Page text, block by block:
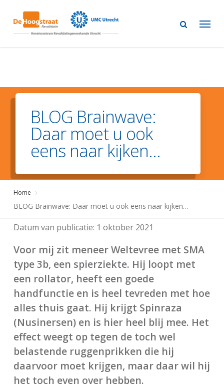
main
BLOG Brainwave:
Daar moet u ook
eens naar kijken...
Home
BLOG Brainwave: Daar moet u ook eens naar kijken…
Datum van publicatie: 1 oktober 2021
Voor mij zit meneer Weltevree met SMA
type 3b, een spierziekte. Hij loopt met
een rollator, heeft een goede
handfunctie en is heel tevreden met hoe
alles thuis gaat. Hij krijgt Spinraza
(Nusinersen) en is hier heel blij mee. Het
effect weegt op tegen de toch wel
belastende ruggenprikken die hij
daarvoor moet krijgen, maar daar wil hij
het toch even over hebben.